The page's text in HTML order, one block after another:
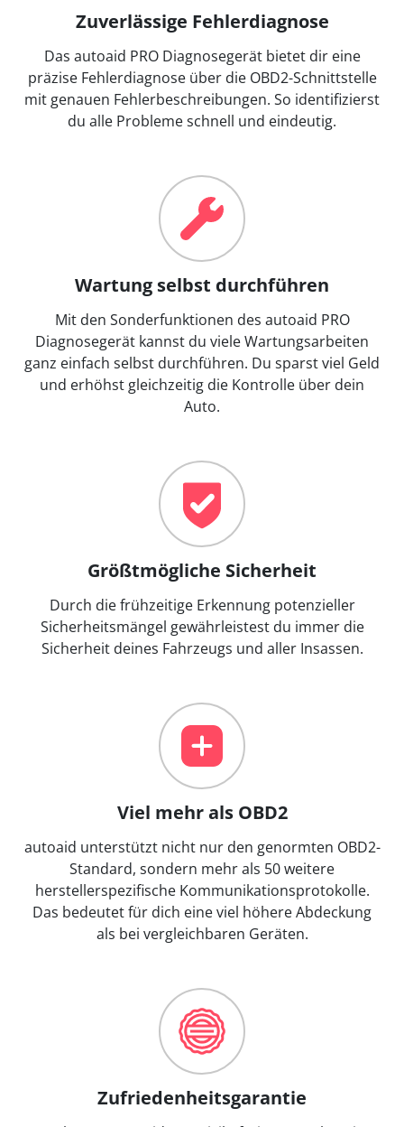
Zuverlässige Fehlerdiagnose
Das autoaid PRO Diagnosegerät bietet dir eine
präzise Fehlerdiagnose über die OBD2-Schnittstelle
mit genauen Fehlerbeschreibungen. So identifizierst
du alle Probleme schnell und eindeutig.
Wartung selbst durchführen
Mit den Sonderfunktionen des autoaid PRO
Diagnosegerät kannst du viele Wartungsarbeiten
ganz einfach selbst durchführen. Du sparst viel Geld
und erhöhst gleichzeitig die Kontrolle über dein
Auto.
Größtmögliche Sicherheit
Durch die frühzeitige Erkennung potenzieller
Sicherheitsmängel gewährleistest du immer die
Sicherheit deines Fahrzeugs und aller Insassen.
Viel mehr als OBD2
autoaid unterstützt nicht nur den genormten OBD2-
Standard, sondern mehr als 50 weitere
herstellerspezifische Kommunikationsprotokolle.
Das bedeutet für dich eine viel höhere Abdeckung
als bei vergleichbaren Geräten.
Zufriedenheitsgarantie